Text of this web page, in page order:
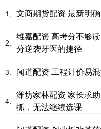
1、 文商期货配资 最新明
2、
维嘉配资 高考分不够
分逆袭牙医的捷径
3、 闻道配资 工程计价易
4、
潍坊家林配资 家长求
抓，无法继续选课